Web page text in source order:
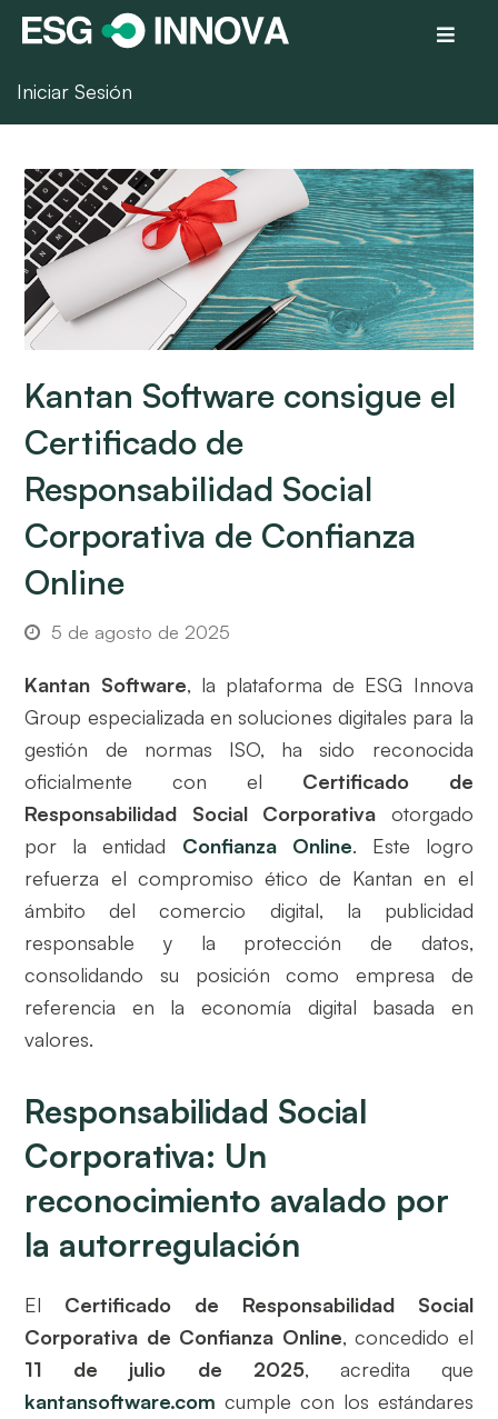
Iniciar Sesión
Kantan Software consigue el
Certificado de
Responsabilidad Social
Corporativa de Confianza
Online
5 de agosto de 2025
Kantan Software, la plataforma de ESG Innova
Group especializada en soluciones digitales para la
gestión de normas ISO, ha sido reconocida
oficialmente con el Certificado de
Responsabilidad Social Corporativa otorgado
por la entidad Confianza Online. Este logro
refuerza el compromiso ético de Kantan en el
ámbito del comercio digital, la publicidad
responsable y la protección de datos,
consolidando su posición como empresa de
referencia en la economía digital basada en
valores.
Responsabilidad Social
Corporativa: Un
reconocimiento avalado por
la autorregulación
El Certificado de Responsabilidad Social
Corporativa de Confianza Online, concedido el
11 de julio de 2025, acredita que
kantansoftware.com cumple con los estándares